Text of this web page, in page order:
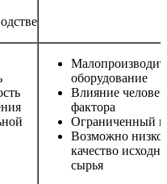
оборудование
Влияние
фактора
Ограниченный
Возможно
качество
сырья